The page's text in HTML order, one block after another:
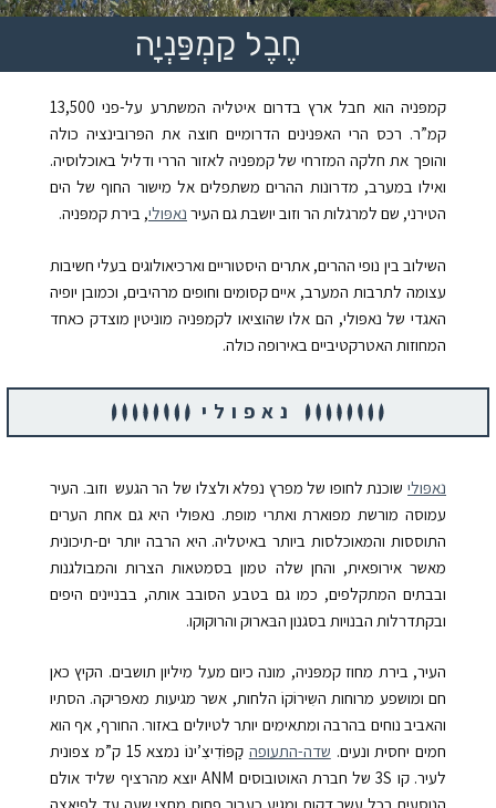
חֶבֶל קַמְפַּנְיָה
קמפּניה הוא חבל ארץ בדרום איטליה המשתרע על-פני 13,500
קמ”ר. רכס הרי האפּנינים הדרומיים חוצה את הפּרובינציה כולה
והופך את חלקה המזרחי של קמפּניה לאזור הררי ודליל באוכלוסיה.
ואילו במערב, מדרונות ההרים משתפלים אל מישור החוף של הים
הטירני, שם למרגלות הר וזוב יושבת גם העיר נאפּולי, בירת קמפּניה.
השילוב בין נופי ההרים, אתרים היסטוריים וארכיאולוגים בעלי חשיבות
עצומה לתרבות המערב, איים קסומים וחופים מרהיבים, וכמובן יופיה
האגדי של נאפּולי, הם אלו שהוציאו לקמפּניה מוניטין מוצדק כאחד
המחוזות האטרקטיביים באירופה כולה.
נאפולי
נאפּולישוכנת לחופו של מפרץ נפלא ולצלו של הר הגעש וזוב. העיר
עמוסה מורשת מפוארת ואתרי מופת. נאפּולי היא גם אחת הערים
התוססות והמאוכלסות ביותר באיטליה. היא הרבה יותר ים-תיכונית
מאשר אירופאית, והחן שלה טמון בסמטאות הצרות והמבולגנות
ובבתים המתקלפים, כמו גם בטבע הסובב אותה, בבניינים היפים
ובקתדרלות הבנויות בסגנון הבּארוק והרוקוקו.
העיר, בירת מחוז קמפּניה, מונה כיום מעל מיליון תושבים. הקיץ כאן
חם ומושפע מרוחות השִירוֹקוֹ הלחות, אשר מגיעות מאפריקה. הסתיו
והאביב נוחים בהרבה ומתאימים יותר לטיולים באזור. החורף, אף הוא
חמים יחסית ונעים. שדה-התעופה קַפּוֹדִיצִ’ינוֹ נמצא 15 ק”מ צפונית
לעיר. קו 3Sשל חברת האוטובוסים ANMיוצא מהרציף שליד אולם